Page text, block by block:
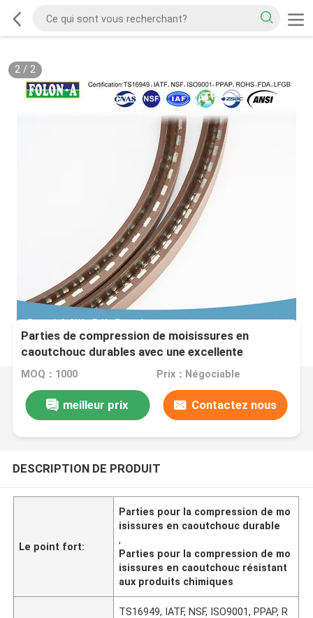
2/ 2
Parties de compression de moisissures en
caoutchouc durables avec une excellente
résistance chimique
MOQ：1000 Prix：Négociable
meilleur prix Contactez nous
DESCRIPTION DE PRODUIT
Le point fort:
Parties pour la compression de mo
isissures en caoutchouc durable
,
Parties pour la compression de mo
isissures en caoutchouc résistant
aux produits chimiques
TS16949, IATF, NSF, ISO9001, PPAP, R